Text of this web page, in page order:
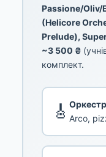
Passione/Oliv/
(Helicore
Prelude),
~3 500 ₴
комплект.
🎸 Arco,